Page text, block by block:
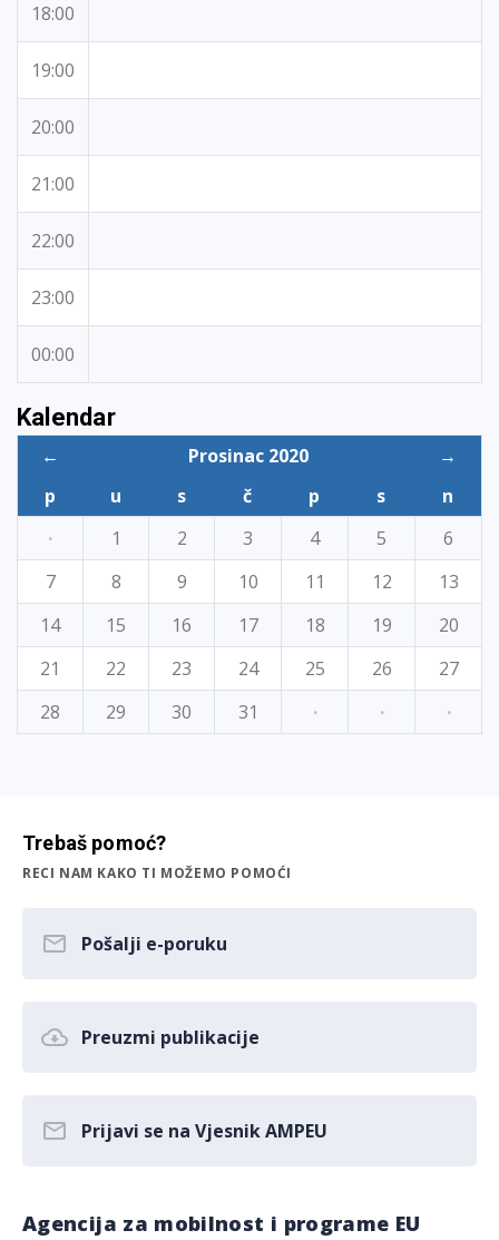
18:00
19:00
20:00
21:00
22:00
23:00
00:00
Kalendar
← Prosinac 2020
→
p
u s č p s
n
·
1 2 3 4 5
6
7
8 9 10 11 12
13
14
15 16 17 18 19
20
21
22 23 24 25 26
27
28
29 30 31 · · ·
Trebaš pomoć?
RECI NAM KAKO TI MOŽEMO POMOĆI
Pošalji e-poruku
Preuzmi publikacije
Prijavi se na Vjesnik AMPEU
Agencija za mobilnost i programe EU